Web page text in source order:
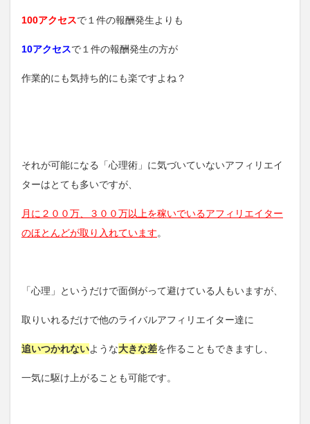
100アクセスで１件の報酬発生よりも
10アクセスで１件の報酬発生の方が
作業的にも気持ち的にも楽ですよね？
それが可能になる「心理術」に気づいていないアフィリエイ
ターはとても多いですが、
月に２００万、３００万以上を稼いでいるアフィリエイター
のほとんどが取り入れています。
「心理」というだけで面倒がって避けている人もいますが、
取りいれるだけで他のライバルアフィリエイター達に
追いつかれないような大きな差を作ることもできますし、
一気に駆け上がることも可能です。